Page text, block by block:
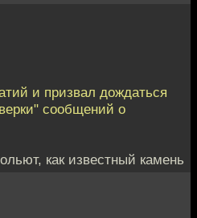
и призвал дождаться
сообщений о
как известный камень